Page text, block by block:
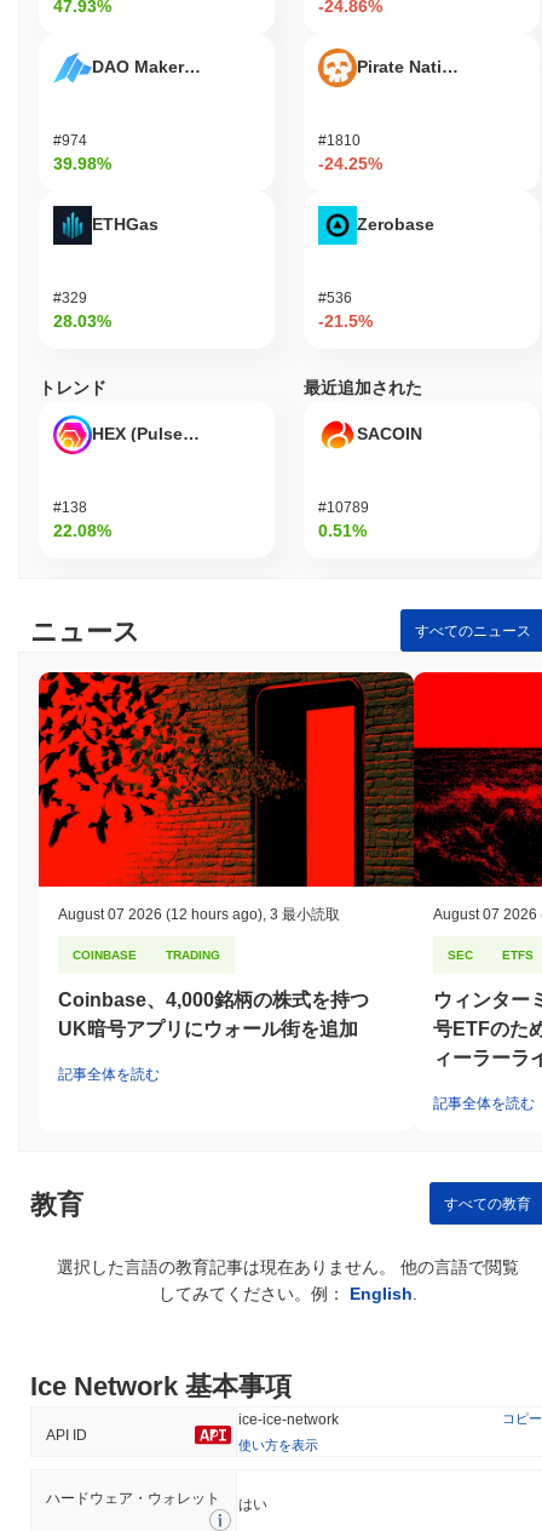
ーン分野で重要なプレーヤーであり続けることへのコミットメン
アイスネットワークは誰のために設計されています
アイスネットワークは、開発者と消費者のために設計されてお
り、さまざまなアプリケーションのためにそのブロックチェーン
プリケーションやサービスの開発を促進するために、SDKやAPI
などの重要なツールとリソースを提供しています。このサポート
リデーターや流動性提供者などの二次参加者は、ステーキングや
ガバナンスメカニズムを通じて関与し、ネットワークのセキュリ
アイスネットワークは、主要なユーザーグループと二次的なユー
ザーグループの両方に対応することで、分散型金融（DeFi）から
デジタル資産管理まで、幅広いユースケースをサポートする堅牢
アイスネットワークはどのように保護されています
か？
し、ネットワークの整合性を維持する責任を負っています。この
モデルにより、参加者はトークンをステーキングでき、それがネ
ットワークのセキュリティを確保するために使用されます。バリ
データーは、保有している暗号通貨の量と担保として「ステー
ク」する意欲に基づいて新しいブロックを作成するために選ばれ
ます。 ネットワークは、エリプティックカーブデジタル署名アル
ゴリズム（ECDSA）などの高度な暗号技術を利用して、安全な認
証とデータの整合性を確保しています。この暗号技術は、不正ア
クセスから保護し、取引が有効で改ざんされていないことを保証
します。 バリデーターへのインセンティブは、ネットワークのセ
キュリティに参加することで得られる財政的利益を提供するステ
ーキング報酬を通じて調整されています。さらに、プロトコルに
はスラッシングメカニズムが組み込まれており、バリデーターが
テークしたトークンの一部を失う可能性があります。 セキュリテ
を実施し、コミュニティ参加を含むガバナンスプロセスを維持し
ており、透明性と潜在的な脆弱性に対するレジリエンスを確保し
アイスネットワークは何か論争やリスクに直面しま
術的脆弱性に関連するいくつかの論争に直面してきました。2023
年初頭、ネットワークはスマートコントラクトの悪用に関する重
大な事件を経験し、ユーザーの資金が失われました。チームは迅
速に問題に対処し、影響を受けた契約にパッチを実装し、脆弱性
を特定して修正するための徹底的な監査を実施しました。 さら
に、暗号通貨の運営に関する地元の法律への準拠に関連して、規
的専門家と積極的に連携しています。 アイスネットワークにとっ
ての継続的なリスクには、市場のボラティリティやブロックチェ
ーン技術に伴う固有の技術的課題が含まれます。これらのリスク
に対処するために、プロジェクトはバグバウンティプログラムを
ブを提供し、ネットワークの全体的なセキュリティ姿勢を向上さ
せるために定期的なセキュリティ監査を実施することを約束して
47.93%
DAO Maker Token
#974
39.98%
ETHGas
#329
28.03%
-24.86%
Pirate Nation Token
#1810
-24.25%
Zerobase
#536
-21.5%
トレンド
HEX (Pulsechain)
#138
22.08%
最近追加された
SACOIN
#10789
0.51%
ニュース すべてのニュース
August 07 2026 (12 hours ago), 3 最小読取
COINBASE TRADING
Coinbase、4,000銘柄の株式を持つ
UK暗号アプリにウォール街を追加
記事全体を読む
August 07 2026
SEC ETFS
ウィンター
号ETFのた
ィーラーラ
記事全体を読む
教育 すべての教育
選択した言語の教育記事は現在ありません。 他の言語で閲覧
してみてください。例： English
Ice Network 基本事項
API ID
ice-ice-network
コピー
使い方を表示
ハードウェア・ウォレット はい